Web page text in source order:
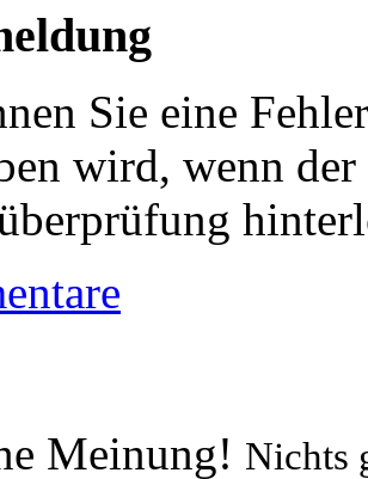
Sie eine
wird, wenn
Meinung! Nichts